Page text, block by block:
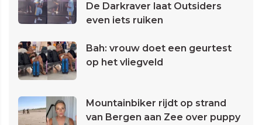
De Darkraver laat Outsiders
even iets ruiken
Bah: vrouw doet een geurtest
op het vliegveld
Mountainbiker rijdt op strand
van Bergen aan Zee over puppy